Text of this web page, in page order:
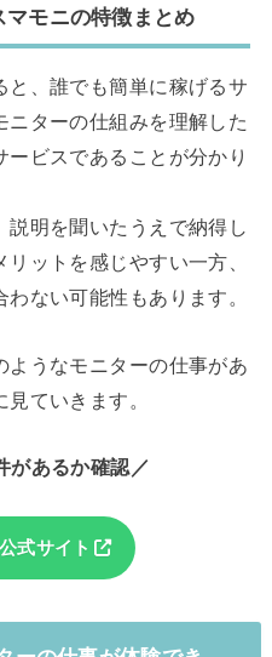
モニの特徴まとめ
と、誰でも簡単に稼げるサ
ニターの仕組みを理解した
ービスであることが分かり
説明を聞いたうえで納得し
ットを感じやすい一方、
ない可能性もあります。
ようなモニターの仕事があ
ていきます。
があるか確認／
式サイト